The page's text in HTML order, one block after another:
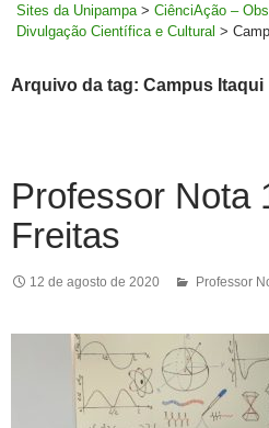
Sites da Unipampa > CiênciAção –
Divulgação Científica e Cultural >
Arquivo da tag: Campus Itaqui
Professor Nota
Freitas
12 de agosto de 2020 Professor